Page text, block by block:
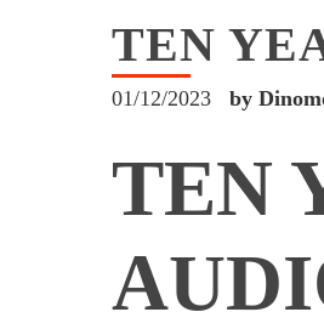
TEN
01/12/2023 by
TEN